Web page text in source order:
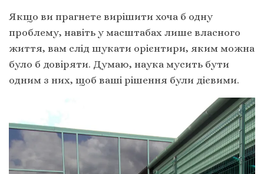
Якщо ви прагнете вирішити хоча б одну
проблему, навіть у масштабах лише власного
життя, вам слід шукати орієнтири, яким можна
було б довіряти. Думаю, наука мусить бути
одним з них, щоб ваші рішення були дієвими.